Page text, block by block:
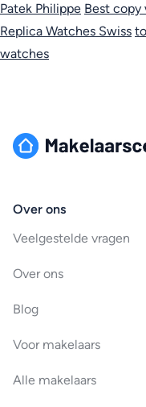
Patek Philippe Best copy
Replica Watches Swiss
watches
Over ons
Veelgestelde vragen
Over ons
Blog
Voor makelaars
Alle makelaars